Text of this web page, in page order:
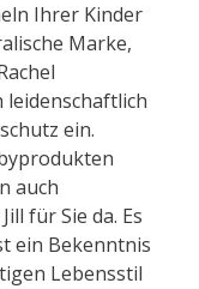
Ihrer Kinder
Marke,
leidenschaftlich
ein.
auch
für Sie da. Es
ein Bekenntnis
Lebensstil